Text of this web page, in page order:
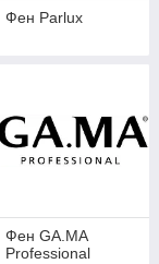
Фен Parlux
Фен GA.MA
Professional